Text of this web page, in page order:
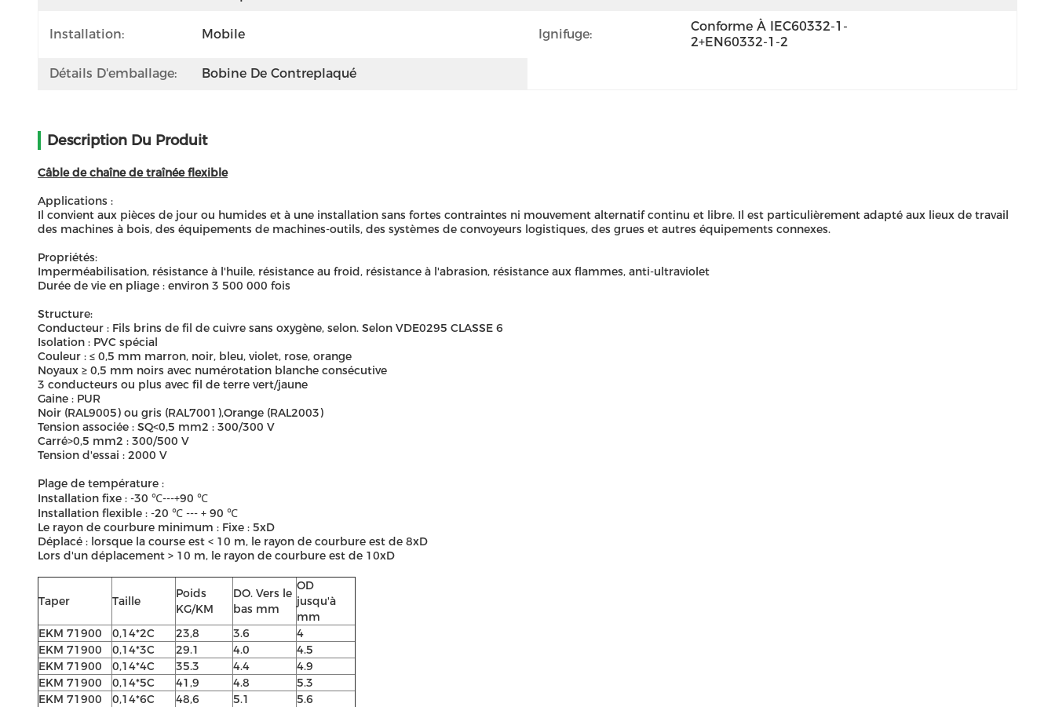
Installation: Mobile Ignifuge:
Conforme À IEC60332-1-
2+EN60332-1-2
Détails D'emballage: Bobine De Contreplaqué
Description Du Produit
Câble de chaîne de traînée flexible
Applications :
Il convient aux pièces de jour ou humides et à une installation sans fortes contraintes ni mouvement alternatif continu et libre. Il est particulièrement adapté aux lieux de travail
des machines à bois, des équipements de machines-outils, des systèmes de convoyeurs logistiques, des grues et autres équipements connexes.
Propriétés:
Imperméabilisation, résistance à l'huile, résistance au froid, résistance à l'abrasion, résistance aux flammes, anti-ultraviolet
Durée de vie en pliage : environ 3 500 000 fois
Structure:
Conducteur : Fils brins de fil de cuivre sans oxygène, selon. Selon VDE0295 CLASSE 6
Isolation : PVC spécial
Couleur : ≤ 0,5 mm marron, noir, bleu, violet, rose, orange
Noyaux ≥ 0,5 mm noirs avec numérotation blanche consécutive
3 conducteurs ou plus avec fil de terre vert/jaune
Gaine : PUR
Noir (RAL9005) ou gris (RAL7001),Orange (RAL2003)
Tension associée : SQ<0,5 mm2 : 300/300 V
Carré>0,5 mm2 : 300/500 V
Tension d'essai : 2000 V
Plage de température :
Installation fixe : -30 ℃---+90 ℃
Installation flexible : -20 ℃ --- + 90 ℃
Le rayon de courbure minimum : Fixe : 5xD
Déplacé : lorsque la course est < 10 m, le rayon de courbure est de 8xD
Lors d'un déplacement > 10 m, le rayon de courbure est de 10xD
Taper Taille
Poids
KG/KM
DO. Vers le
bas mm
OD
jusqu'à
mm
EKM 71900
0,14*2C 23,8 3.6
4
EKM 71900
0,14*3C 29.1 4.0
4.5
EKM 71900
0,14*4C 35.3 4.4
4.9
EKM 71900
0,14*5C 41,9 4.8
5.3
EKM 71900
0,14*6C 48,6 5.1
5.6